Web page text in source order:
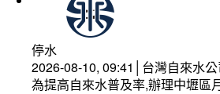
停水
2026-08-10, 09:41│台灣自來水
為提高自來水普及率,辦理中壢